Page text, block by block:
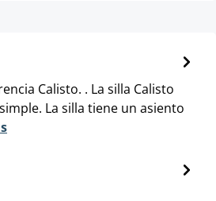
Calisto. . La silla Calisto
La silla tiene un asiento